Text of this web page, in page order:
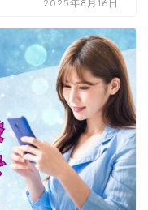
2025年8月16日